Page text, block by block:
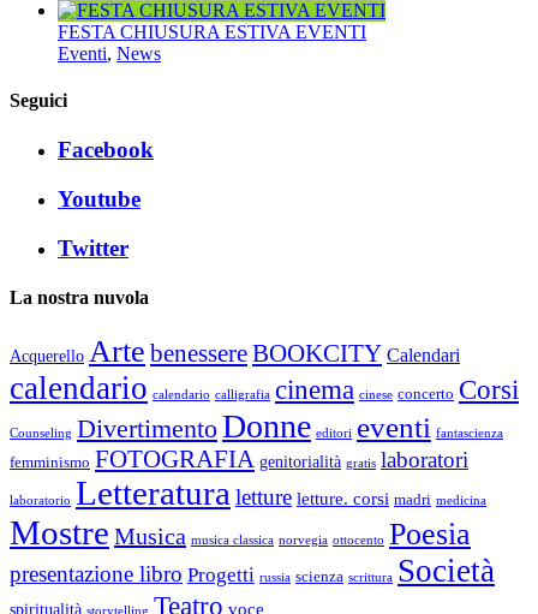
FESTA CHIUSURA ESTIVA EVENTI
Eventi, News
Seguici
Facebook
Youtube
Twitter
La nostra nuvola
Acquerello Arte benessereBOOKCITY Calendari
calendario calendario calligrafia cinema cinese concerto Corsi
Counseling DivertimentoDonne editori eventi fantascienza
femminismo FOTOGRAFIA genitorialità gratis laboratori
laboratorio Letteraturaletture letture. corsi madri medicina
Mostre Musica musica classica norvegia ottocento Poesia
presentazione libro Progetti russia scienza scrittura Società
spiritualità Teatro voce